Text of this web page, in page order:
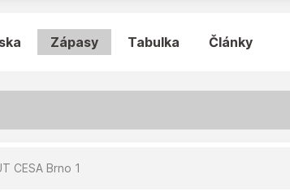
Zápasy Tabulka Články
CESA Brno 1